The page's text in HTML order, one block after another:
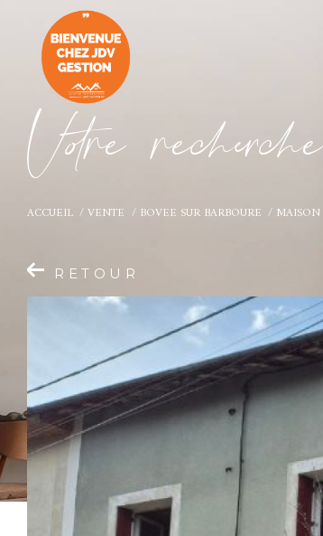
Vore recece
ACCUEIL VENTE BOVEE SUR BARBOURE MAISON
RETOUR